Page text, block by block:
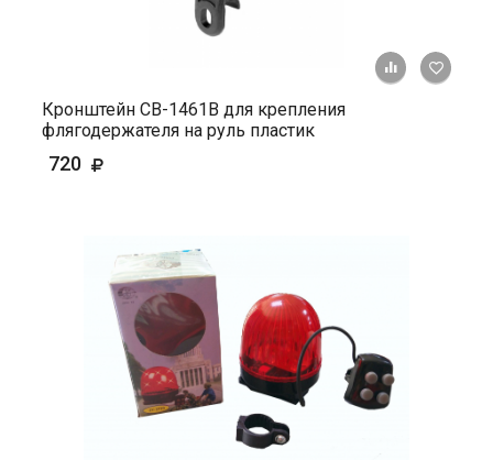
+ К
Кронштейн СВ-1461В для крепления
флягодержателя на руль пластик
720